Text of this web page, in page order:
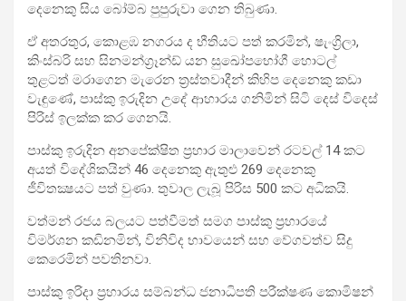
දෙනෙකු සිය බෝම්බ පුපුරුවා ගෙන තිබුණා.
ඒ අතරතුර, කොළඹ නගරය ද භීතියට පත් කරමින්, ෂැංග්‍රිලා,
කිංස්බරි සහ සිනමන්ග්‍රෑන්ඩ් යන සුඛෝපභෝගී හොටල්
තුළටත් මරාගෙන මැරෙන‍ ත්‍රස්තවාදීන් කිහිප දෙනෙකු කඩා
වැඳුණේ, පාස්කු ඉරුදින උදේ ආහාරය ගනිමින් සිටි දෙස් විදෙස්
පිරිස් ඉලක්ක කර ගෙනයි.
පාස්කු ඉරුදින අනපේක්ෂිත ප්‍රහාර මාලාවෙන් රටවල් 14 කට
අයත් විදේශිකයින් 46 දෙනෙකු ඇතුළු 269 දෙනෙකු
ජීවිතක්‍ෂයට පත් වුණා. තුවාල ලැබූ පිරිස 500 කට අධිකයි.
වත්මන් රජය බලයට පත්වීමත් සමග පාස්කු ප්‍රහාරයේ
විමර්ශන කඩිනමින්, විනිවිද භාවයෙන් සහ වේගවත්ව සිදු
කෙරෙමින් පවතිනවා.
පාස්කු ඉරිදා ප්‍රහාරය සම්බන්ධ ජනාධිපති පරීක්ෂණ කොමිෂන්